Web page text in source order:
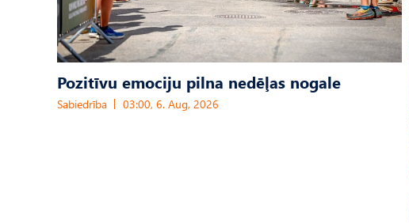
Pozitīvu emociju pilna nedēļas nogale
Sabiedrība 03:00, 6. Aug, 2026